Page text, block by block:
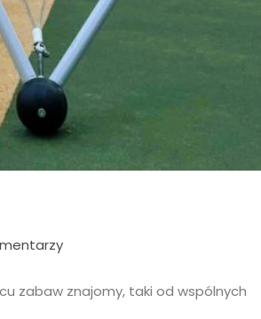
zabaw znajomy, taki od wspólnych